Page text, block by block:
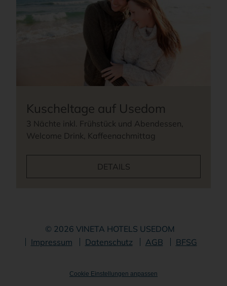
Kuscheltage auf Usedom
3 Nächte inkl. Frühstück und Abendessen,
Welcome Drink, Kaffeenachmittag
DETAILS
© 2026 VINETA HOTELS USEDOM
Navigation
überspringen
Impressum Datenschutz AGB BFSG
Cookie Einstellungen anpassen